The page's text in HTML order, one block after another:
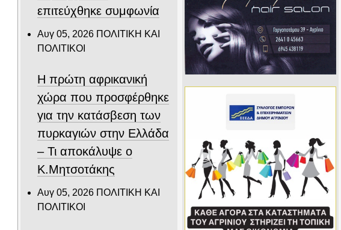
επιτεύχθηκε συμφωνία
Αυγ 05, 2026 ΠΟΛΙΤΙΚΗ ΚΑΙ
ΠΟΛΙΤΙΚΟΙ
Η πρώτη αφρικανική
χώρα που προσφέρθηκε
για την κατάσβεση των
πυρκαγιών στην Ελλάδα
– Τι αποκάλυψε ο
Κ.Μητσοτάκης
Αυγ 05, 2026 ΠΟΛΙΤΙΚΗ ΚΑΙ
ΠΟΛΙΤΙΚΟΙ